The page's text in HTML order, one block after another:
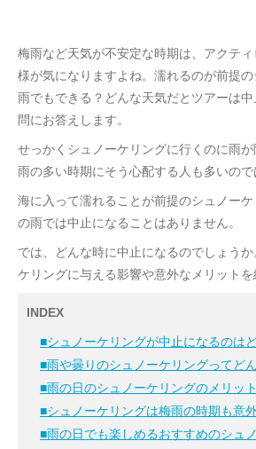
梅雨など天気が不安定な時期は、アクテ
様が気になりますよね。濡れるのが前提
雨でもできる？どんな天気だとツアーは
問にお答えします。
せっかくシュノーケリングに行くのに雨
雨の多い時期にそう心配する人も多いので
海に入って濡れることが前提のシュノー
の雨では中止になることはありません。
では、どんな時に中止になるのでしょう
ケリングに与える影響や意外なメリットを
INDEX
■シュノーケリングが中止になるのは
■雨や曇りのシュノーケリングってど
■雨の日のシュノーケリングのメリッ
■シュノーケリングは梅雨の時期も意
■雨の日でも楽しめるおすすめのシュ